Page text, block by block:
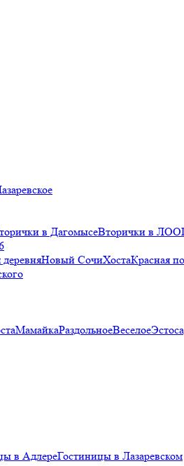
в ДагомысеВторички в ЛОО
Новый СочиХостаКрасная
МамайкаРаздольноеВеселое
в АдлереГостиницы в Лазаревском